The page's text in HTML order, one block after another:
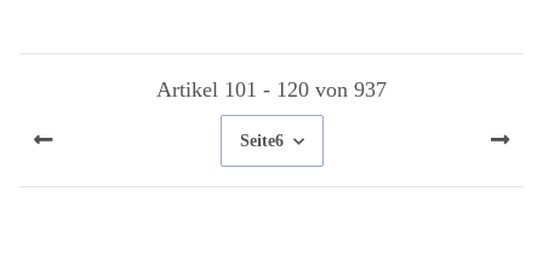
Artikel 101 - 120 von 937
Seite6